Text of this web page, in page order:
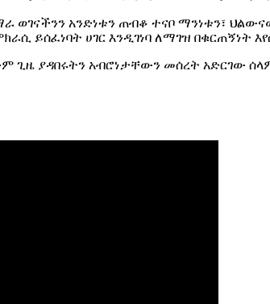
አንድነቱን ጠብቆ ተናቦ ማንነቱን፣
ይሰፈነባት ሀገር እንዲገነባ ለማገዝ በቁርጠኝነት
ያዳበሩትን አብሮነታቸውን መሰረት አድርገው ሰላም፣